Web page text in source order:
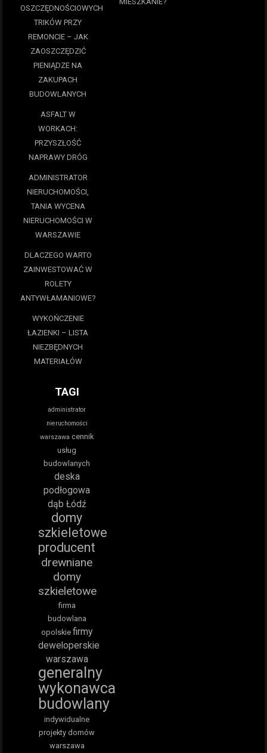
OSZCZĘDNOŚCIOWYCH
TRIKÓW PRZY
REMONCIE – JAK
ZAOSZCZĘDZIĆ
PIENIĄDZE NA
ZAKUPACH
BUDOWLANYCH
ASFALT W
WORKACH:
PRZYSZŁOŚĆ
NAPRAWY DRÓG
ADMINISTRATOR
NIERUCHOMOŚCI,
TANIA WYCENA
NIERUCHOMOŚCI W
WARSZAWIE
DLACZEGO WARTO
ZAINWESTOWAĆ W
ROLETY
ANTYWŁAMANIOWE?
WYKOŃCZENIE
ŁAZIENKI – LISTA
NIEZBĘDNYCH
MATERIAŁÓW
TAGI
administrator
nieruchomości
warszawa cennik
usług
budowlanych
deska
podłogowa
dąb Łódź
domy
szkieletowe
producent
drewniane
domy
szkieletowe
firma
budowlana
opolskie firmy
deweloperskie
warszawa
generalny
wykonawca
budowlany
indywidualne
projekty domów
warszawa